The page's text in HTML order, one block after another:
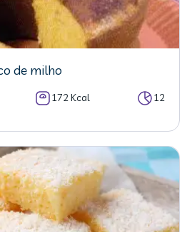
de milho
172 Kcal 12